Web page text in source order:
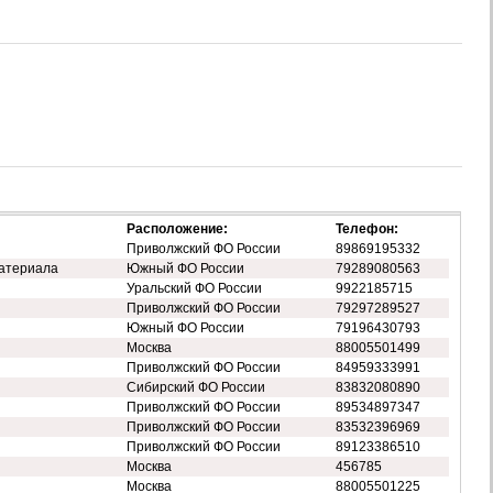
Расположение:
Телефон:
Приволжский ФО России
89869195332
Южный ФО России
79289080563
Уральский ФО России
9922185715
Приволжский ФО России
79297289527
Южный ФО России
79196430793
Москва
88005501499
Приволжский ФО России
84959333991
Сибирский ФО России
83832080890
Приволжский ФО России
89534897347
Приволжский ФО России
83532396969
Приволжский ФО России
89123386510
Москва
456785
Москва 88005501225